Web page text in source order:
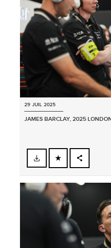
SHARE
29 JUIL 2025
JAMES BARCLAY, 2025
FACEBOOK
X
LINKEDIN
SHARE